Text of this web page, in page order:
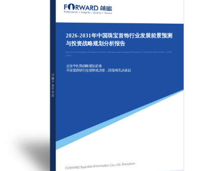
2026-2031年中国珠宝首饰行业发展前景预测
与投资战略规划分析报告
Report of Development Prospect Prediction and Investment Strategy Planning on China Jewelry Industry（2026-
2031）
企业中长期战略规划必备
不深度调研行业形势就决策，回报将无从谈起